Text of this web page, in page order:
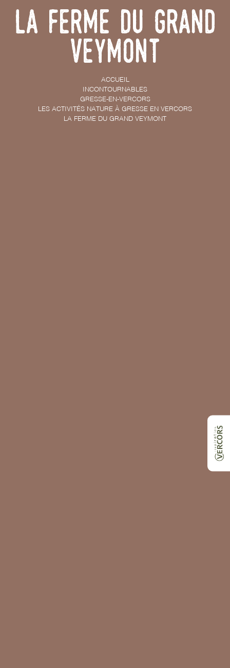
La Ferme du Grand
Veymont
ACCUEIL
INCONTOURNABLES
GRESSE-EN-VERCORS
LES ACTIVITÉS NATURE À GRESSE EN VERCORS
LA FERME DU GRAND VEYMONT